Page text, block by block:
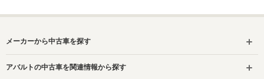
メーカーから中古車を探す
アバルトの中古車を関連情報から探す